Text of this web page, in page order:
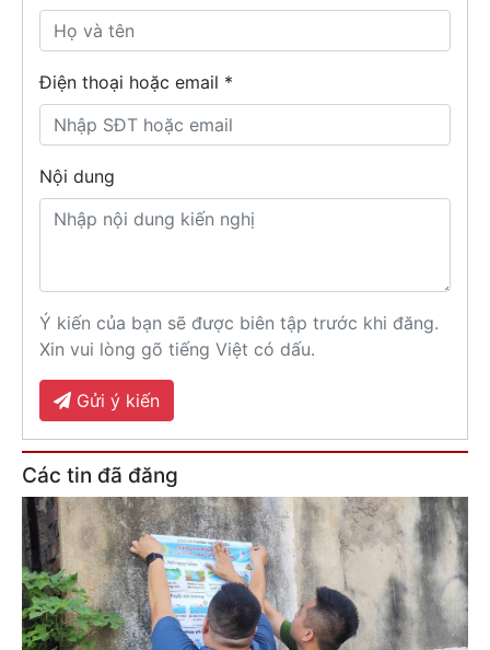
Điện thoại hoặc email *
Nội dung
Ý kiến của bạn sẽ được biên tập trước khi đăng.
Xin vui lòng gõ tiếng Việt có dấu.
Gửi ý kiến
Các tin đã đăng